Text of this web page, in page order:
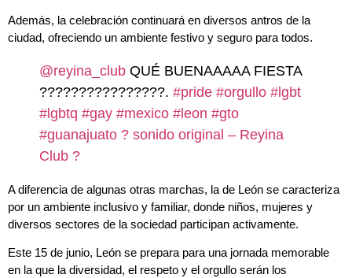
Además, la celebración continuará en diversos antros de la
ciudad, ofreciendo un ambiente festivo y seguro para todos.
@reyina_club QUÉ BUENAAAAA FIESTA
????????????????. #pride #orgullo #lgbt
#lgbtq #gay #mexico #leon #gto
#guanajuato ? sonido original – Reyina
Club ?
A diferencia de algunas otras marchas, la de León se caracteriza
por un ambiente inclusivo y familiar, donde niños, mujeres y
diversos sectores de la sociedad participan activamente.
Este 15 de junio, León se prepara para una jornada memorable
en la que la diversidad, el respeto y el orgullo serán los